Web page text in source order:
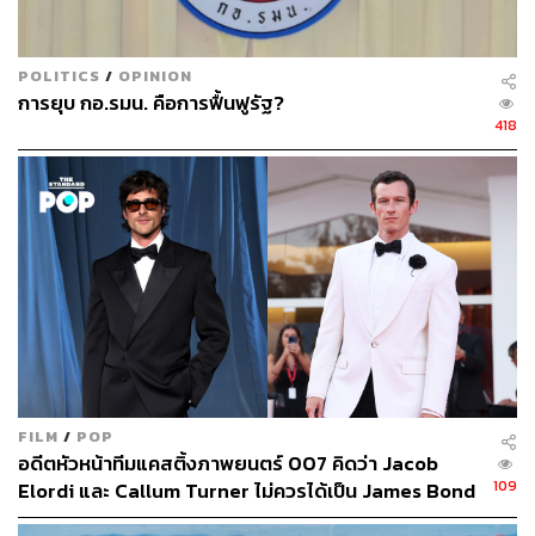
POLITICS / OPINION
การยุบ กอ.รมน. คือการฟื้นฟูรัฐ?
418
FILM / POP
อดีตหัวหน้าทีมแคสติ้งภาพยนตร์ 007 คิดว่า Jacob
Elordi และ Callum Turner ไม่ควรได้เป็น James Bond
คนต่อไป
109